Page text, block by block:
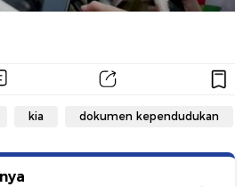
kia dokumen kependudukan